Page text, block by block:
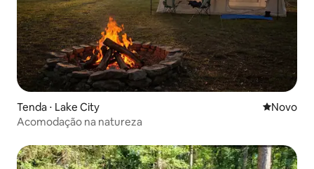
Tenda ⋅ Lake City Novo
Novo
Acomodação na natureza